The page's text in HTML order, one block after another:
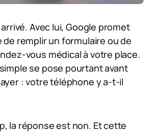
Avec lui, Google promet
de remplir un formulaire ou de
vous médical à votre place.
se pose pourtant avant
: votre téléphone y a-t-il
la réponse est non. Et cette